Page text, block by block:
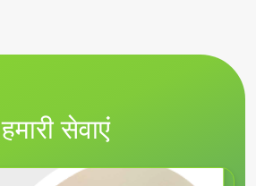
हमारी सेवाएं